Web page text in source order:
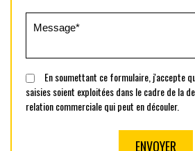
En soumettant ce formulaire, j'accepte
saisies soient exploitées dans le cadre de la
relation commerciale qui peut en découler.